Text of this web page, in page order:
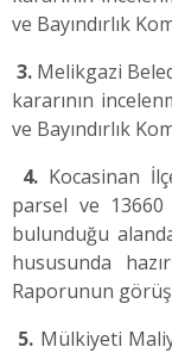
ve Bayındırlık
3. Melikgazi
kararının
ve Bayındırlık
4. Kocasinan
parsel ve 13660
bulunduğu
hususunda
Raporunun
5. Mülkiyeti